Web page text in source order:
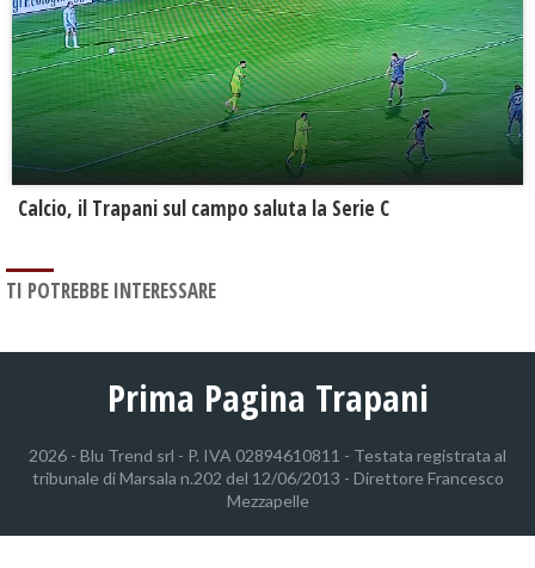
Calcio, il Trapani sul campo saluta la Serie C
TI POTREBBE INTERESSARE
Prima Pagina Trapani
2026 - Blu Trend srl - P. IVA 02894610811 - Testata registrata al
tribunale di Marsala n.202 del 12/06/2013 - Direttore Francesco
Mezzapelle